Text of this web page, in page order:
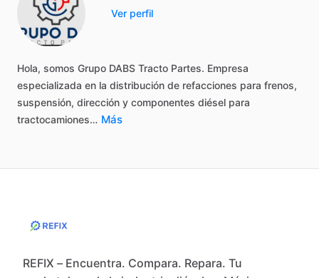
Ver perfil
Hola, somos Grupo DABS Tracto Partes. Empresa
especializada en la distribución de refacciones para frenos,
suspensión, dirección y componentes diésel para
tractocamiones… Más
REFIX – Encuentra. Compara. Repara. Tu